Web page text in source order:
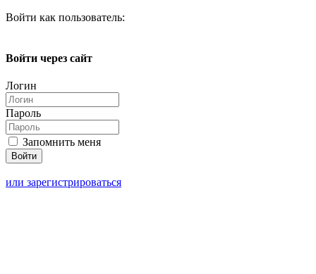
Войти как пользователь:
Войти через сайт
Логин
Пароль
Запомнить меня
или зарегистрироваться